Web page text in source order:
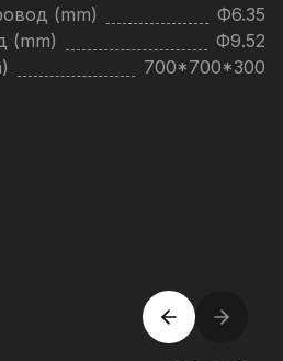
(mm)
Ф6.35
(mm)
Ф9.52
700*700*300